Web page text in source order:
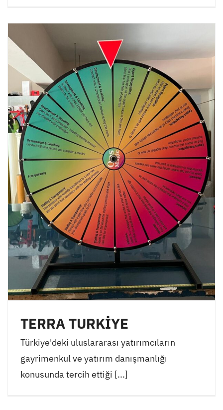
TERRA TURKİYE
Türkiye'deki uluslararası yatırımcıların
gayrimenkul ve yatırım danışmanlığı
konusunda tercih ettiği [...]